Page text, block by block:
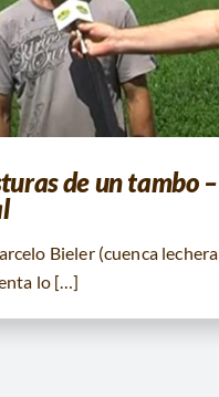
de un tambo –
Bieler (cuenca lechera
lo […]